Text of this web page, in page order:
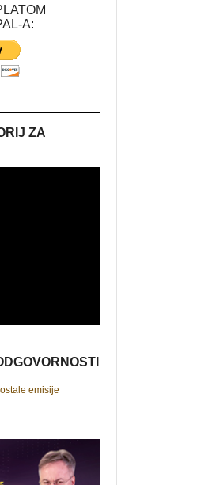
A:
ZA
emisije